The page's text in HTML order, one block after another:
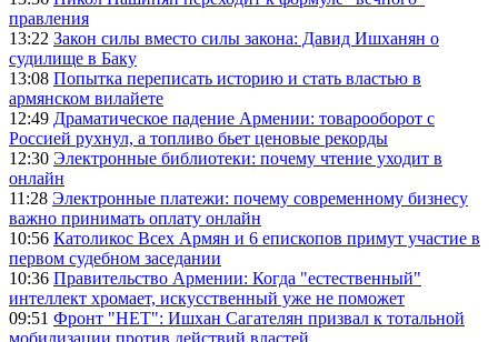
правления
13:22 Закон силы вместо силы закона: Давид Ишханян о
судилище в Баку
13:08 Попытка переписать историю и стать властью в
армянском вилайете
12:49 Драматическое падение Армении: товарооборот с
Россией рухнул, а топливо бьет ценовые рекорды
12:30 Электронные библиотеки: почему чтение уходит в
онлайн
11:28 Электронные платежи: почему современному бизнесу
важно принимать оплату онлайн
10:56 Католикос Всех Армян и 6 епископов примут участие в
первом судебном заседании
10:36 Правительство Армении: Когда "естественный"
интеллект хромает, искусственный уже не поможет
09:51 Фронт "НЕТ": Ишхан Сагателян призвал к тотальной
мобилизации против действий властей